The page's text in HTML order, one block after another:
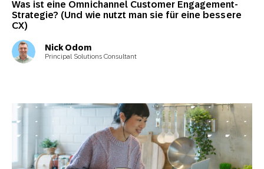
Was ist eine Omnichannel Customer Engagement-
Strategie? (Und wie nutzt man sie für eine bessere
CX)
Nick Odom
Principal Solutions Consultant